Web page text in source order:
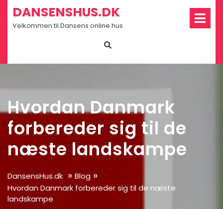
Skip
content
DANSENSHUS.DK
Velkommen til Dansens online hus
Hvordan Danmark
forbereder sig til de
næste landskampe
DansensHus.dk » Blog »
Hvordan Danmark forbereder sig til de næste
landskampe